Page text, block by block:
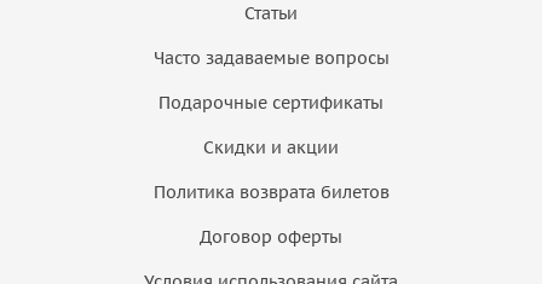
Статьи
Часто задаваемые вопросы
Подарочные сертификаты
Скидки и акции
Политика возврата билетов
Договор оферты